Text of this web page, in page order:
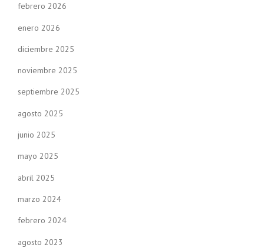
febrero 2026
enero 2026
diciembre 2025
noviembre 2025
septiembre 2025
agosto 2025
junio 2025
mayo 2025
abril 2025
marzo 2024
febrero 2024
agosto 2023